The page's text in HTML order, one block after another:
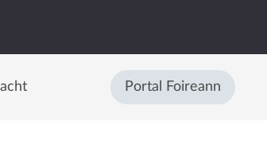
Portal Foireann